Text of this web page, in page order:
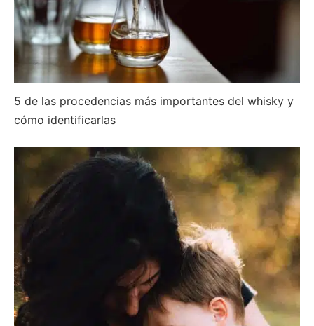
5 de las procedencias más importantes del whisky y
cómo identificarlas